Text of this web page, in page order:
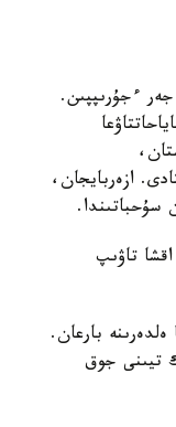
ءۇيىم قالانىڭ سىرتىندا. 30 شاقىرىمداي جەر ءجۇرىپپىن.
ازەربايجان،
سۇحباتىندا.
تاۋىپ
بارعان.
تيىنى جوق